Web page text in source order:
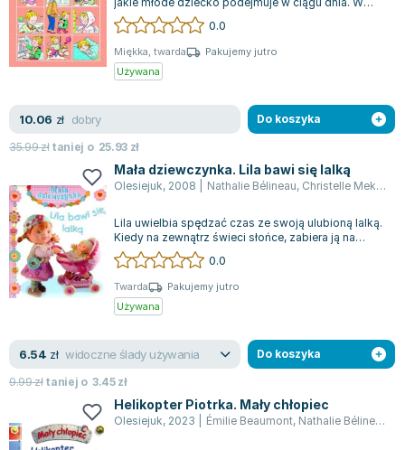
serii znajdziemy takie tytuły jak: Na...
0.0
Miękka, twarda
Pakujemy jutro
Używana
10.06 zł dobry
35.99złtaniej o 25.93 zł
Do koszyka
Mała dziewczynka. Lila bawi się lalką
Olesiejuk, 2008 Nathalie Bélineau, Christelle Mekdjian
Lila uwielbia spędzać czas ze swoją ulubioną lalką.
Kiedy na zewnątrz świeci słońce, zabiera ją na
przejażdżki w małym wózku po pa...
0.0
Twarda
Pakujemy jutro
Używana
6.54 zł widoczne ślady używania
9.99złtaniej o3.45zł
Do koszyka
Helikopter Piotrka. Mały chłopiec
Olesiejuk, 2023 Émilie Beaumont, Nathalie Bélineau